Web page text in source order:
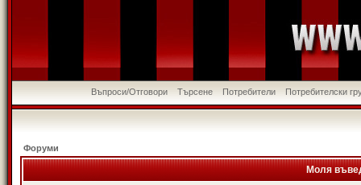
Въпроси/Отговори Търсене Потребители Потребителски
Форуми
Моля